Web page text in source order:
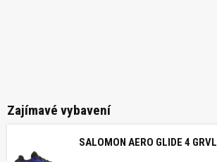
Zajímavé vybavení
SALOMON AERO GLIDE 4 GRVL